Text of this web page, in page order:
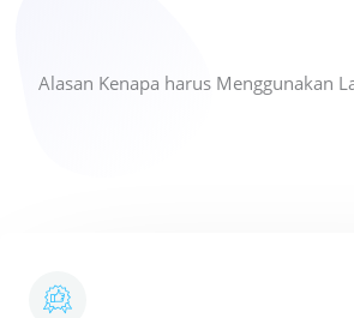
Alasan Kenapa harus Menggunakan